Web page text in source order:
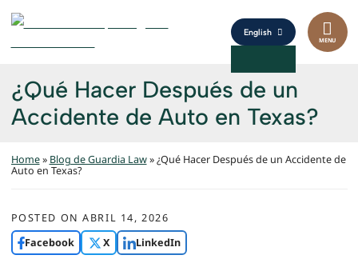
Skip to content
Return home
MENU
English
¿Qué Hacer Después de un
Accidente de Auto en Texas?
Home» Blog de Guardia Law»¿Qué Hacer Después de un Accidente de
Auto en Texas?
POSTED ONABRIL 14, 2026
Facebook
X LinkedIn
Inicio
Áreas de práctica
Testimonios
Blog